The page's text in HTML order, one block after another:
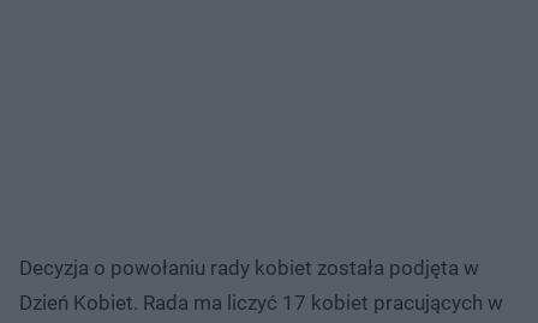
Decyzja o powołaniu rady kobiet została podjęta w
Dzień Kobiet. Rada ma liczyć 17 kobiet pracujących w